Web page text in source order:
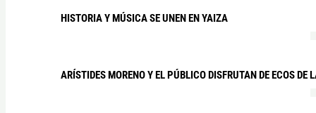
HISTORIA Y MÚSICA SE UNEN EN YAIZA
ARÍSTIDES MORENO Y EL PÚBLICO DISFRUTAN DE ECOS DE